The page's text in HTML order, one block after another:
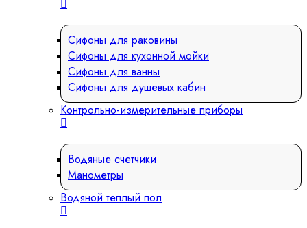
Сифоны для раковины
Сифоны для кухонной мойки
Сифоны для ванны
Сифоны для душевых кабин
Контрольно-измерительные приборы
Водяные счетчики
Манометры
Водяной теплый пол